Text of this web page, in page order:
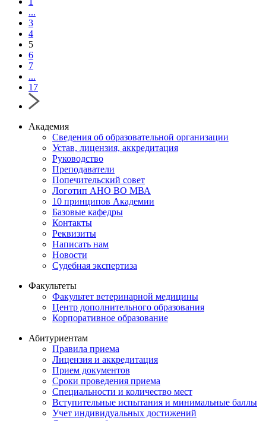
...
3
4
5
6
7
...
17
Академия
Сведения об образовательной организации
Устав, лицензия, аккредитация
Руководство
Преподаватели
Попечительский совет
Логотип АНО ВО МВА
10 принципов Академии
Базовые кафедры
Контакты
Реквизиты
Написать нам
Новости
Судебная экспертиза
Факультеты
Факультет ветеринарной медицины
Центр дополнительного образования
Корпоративное образование
Абитуриентам
Правила приема
Лицензия и аккредитация
Прием документов
Сроки проведения приема
Специальности и количество мест
Вступительные испытания и минимальные баллы
Учет индивидуальных достижений